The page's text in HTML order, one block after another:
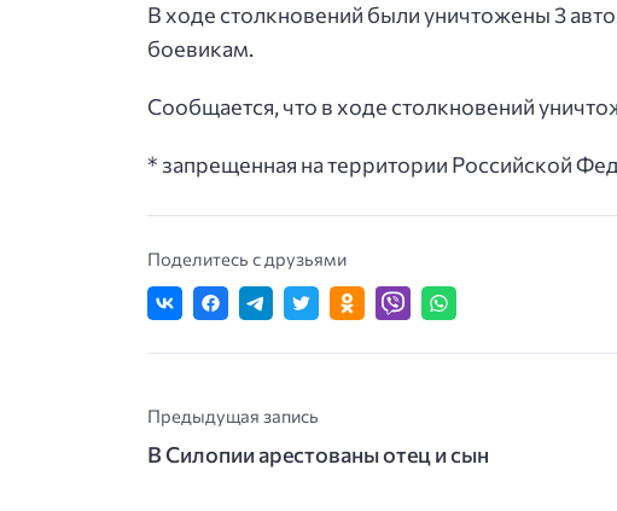
В ходе столкновений были уничтожены 3
боевикам.
Сообщается, что в ходе столкновений
* запрещенная на территории Российской
Поделитесь с друзьями
Предыдущая запись
В Силопии арестованы отец и сын